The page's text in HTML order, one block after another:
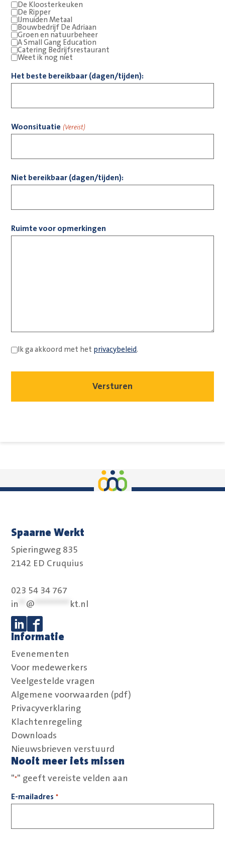
De Kloosterkeuken
De Ripper
IJmuiden Metaal
Bouwbedrijf De Adriaan
Groen en natuurbeheer
A Small Gang Education
Catering Bedrijfsrestaurant
Weet ik nog niet
Het beste bereikbaar (dagen/tijden):
Woonsituatie (Vereist)
Niet bereikbaar (dagen/tijden):
Ruimte voor opmerkingen
Ik ga akkoord met het privacybeleid.
Spaarne Werkt
Spieringweg 835
2142 ED Cruquius
023 54 34 767
in
@ kt.nl
Volg ons op Linkedin
Volg ons op Facebook
Informatie
Evenementen
Voor medewerkers
Veelgestelde vragen
Algemene voorwaarden (pdf)
Privacyverklaring
Klachtenregeling
Downloads
Nieuwsbrieven verstuurd
Nooit meer iets missen
"*" geeft vereiste velden aan
E-mailadres *